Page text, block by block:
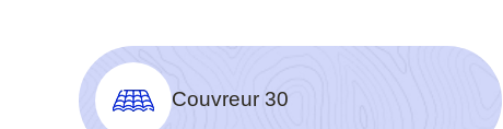
Couvreur 30